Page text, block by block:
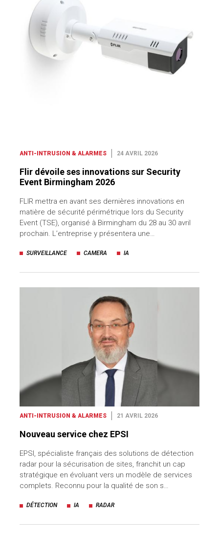
ANTI-INTRUSION & ALARMES 24 AVRIL 2026
Flir dévoile ses innovations sur Security
Event Birmingham 2026
FLIR mettra en avant ses dernières innovations en
matière de sécurité périmétrique lors du Security
Event (TSE), organisé à Birmingham du 28 au 30 avril
prochain. L’entreprise y présentera une…
SURVEILLANCE CAMERA IA
ANTI-INTRUSION & ALARMES 21 AVRIL 2026
Nouveau service chez EPSI
EPSI, spécialiste français des solutions de détection
radar pour la sécurisation de sites, franchit un cap
stratégique en évoluant vers un modèle de services
complets. Reconnu pour la qualité de son s…
DÉTECTION IA RADAR